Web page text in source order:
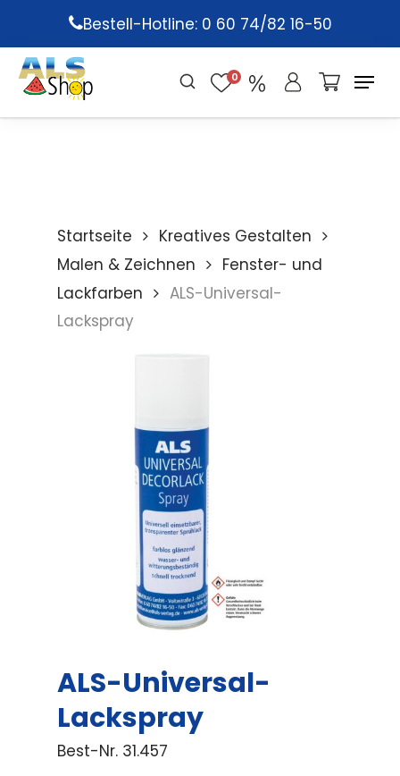
main
content
Bestell-Hotline: 0 60 74/82 16-50
0
Startseite
Kreatives Gestalten
Malen & Zeichnen
Fenster- und
Lackfarben
ALS-Universal-
Lackspray
ALS-Universal-
Lackspray
Best-Nr. 31.457